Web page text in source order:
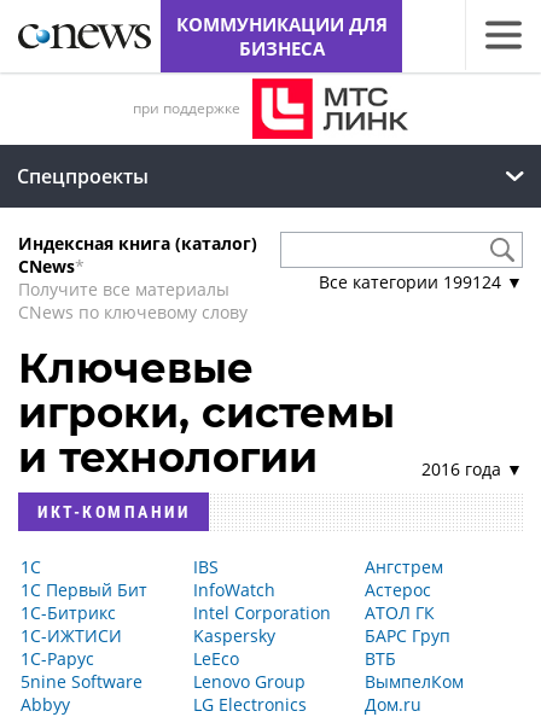
КОММУНИКАЦИИ ДЛЯ
БИЗНЕСА
при поддержке
Спецпроекты
Индексная книга (каталог)
CNews*
Получите все материалы
CNews по ключевому слову
Все категории 199124 ▼
Ключевые
игроки, системы
и технологии
2016 года ▼
ИКТ-КОМПАНИИ
1С
1С Первый Бит
1С-Битрикс
1С-ИЖТИСИ
1С-Рарус
5nine Software
Abbyy
IBS
InfoWatch
Intel Corporation
Kaspersky
LeEco
Lenovo Group
LG Electronics
Ангстрем
Астерос
АТОЛ ГК
БАРС Груп
ВТБ
ВымпелКом
Дом.ru